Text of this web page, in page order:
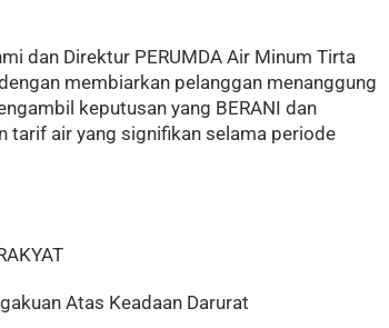
dan Direktur PERUMDA Air Minum Tirta
membiarkan pelanggan menanggung
keputusan yang BERANI dan
tarif air yang signifikan selama periode
Atas Keadaan Darurat